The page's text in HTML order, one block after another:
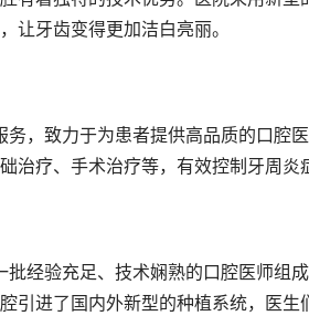
让牙齿变得更加洁白亮丽。
治疗、手术治疗等，有效控制牙周炎
引进了国内外新型的种植系统，医